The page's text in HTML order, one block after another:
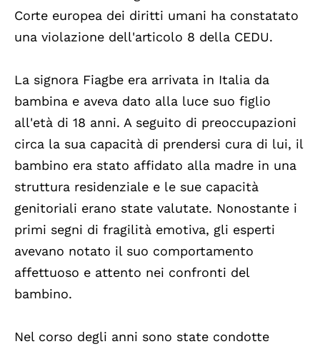
Corte europea dei diritti umani ha constatato
una violazione dell'articolo 8 della CEDU.
La signora Fiagbe era arrivata in Italia da
bambina e aveva dato alla luce suo figlio
all'età di 18 anni. A seguito di preoccupazioni
circa la sua capacità di prendersi cura di lui, il
bambino era stato affidato alla madre in una
struttura residenziale e le sue capacità
genitoriali erano state valutate. Nonostante i
primi segni di fragilità emotiva, gli esperti
avevano notato il suo comportamento
affettuoso e attento nei confronti del
bambino.
Nel corso degli anni sono state condotte